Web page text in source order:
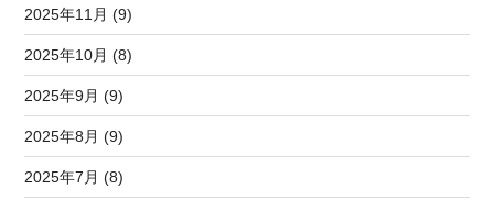
2025年11月 (9)
2025年10月 (8)
2025年9月 (9)
2025年8月 (9)
2025年7月 (8)